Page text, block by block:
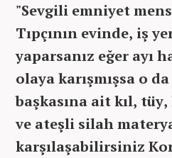
"Sevgili emniyet
Tıpçının evinde, iş
yaparsanız eğer ayı
olaya karışmışsa o
başkasına ait kıl,
ve ateşli silah
karşılaşabilirsiniz